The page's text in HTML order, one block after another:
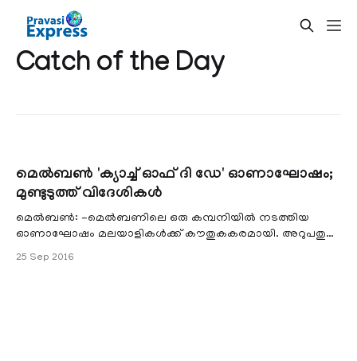
Catch of the Day
മെല്‍ബണ്‍ 'ക്യാച്ച് ഓഫ് ദി ഡേ' ഓണാഘോഷം;
മുണ്ടുടുത്ത് വിദേശികള്‍
മെല്‍ബണ്‍: -മെല്‍ബണിലെ ഒരു കമ്പനിയില്‍ നടത്തിയ
ഓണാഘോഷം മലയാളികള്‍ക്ക് കൗതുകകരമായി. അറുപതു
ശതമാനം മലയാളികള്‍ ജോലി ചെയ്യുന്നതുമായ ക്യാച്ച് ഓഫ് ദി
25 Sep 2016